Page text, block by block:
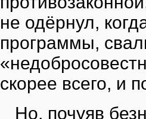
не одёрнул,
программы,
скорее всего, и
Но, почуяв